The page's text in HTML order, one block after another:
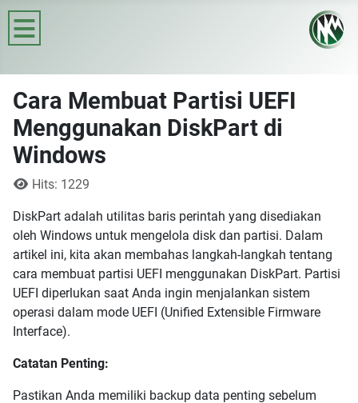
≡
Cara Membuat Partisi UEFI
Menggunakan DiskPart di
Windows
DetailsHits: 1229
DiskPart adalah utilitas baris perintah yang disediakan
oleh Windows untuk mengelola disk dan partisi. Dalam
artikel ini, kita akan membahas langkah-langkah tentang
cara membuat partisi UEFI menggunakan DiskPart. Partisi
UEFI diperlukan saat Anda ingin menjalankan sistem
operasi dalam mode UEFI (Unified Extensible Firmware
Interface).
Catatan Penting:
Pastikan Anda memiliki backup data penting sebelum